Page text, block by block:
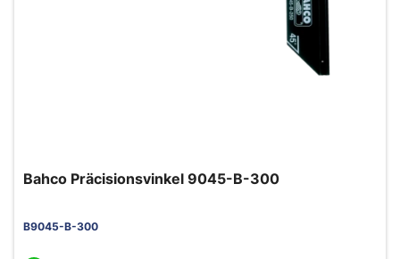
Bahco Präcisionsvinkel 9045-B-300
B9045-B-300